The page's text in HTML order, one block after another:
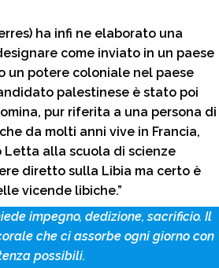
ha infi ne elaborato una
come inviato in un paese
un potere coloniale nel paese
palestinese è stato poi
pur riferita a una persona di
da molti anni vive in Francia,
Letta alla scuola di scienze
diretto sulla Libia ma certo è
vicende libiche.”
impegno, dedizione, sacrificio. Il
che ci assorbe ogni giorno con
possibili.